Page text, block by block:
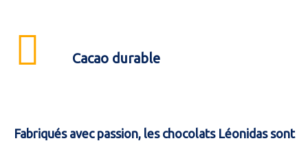
Cacao durable
Fabriqués avec passion, les chocolats Léonidas sont